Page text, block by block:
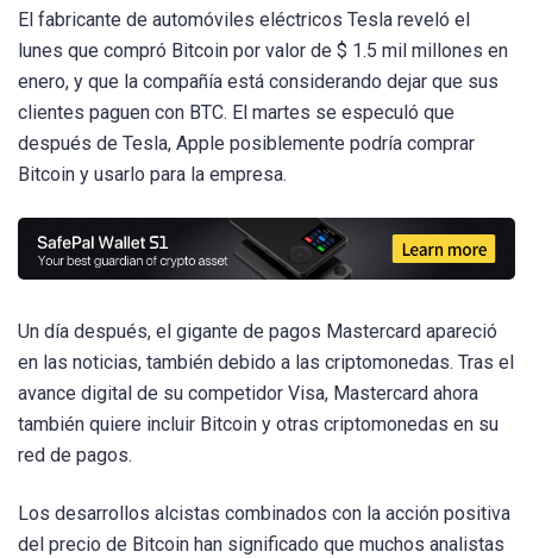
El fabricante de automóviles eléctricos Tesla reveló el
lunes que compró Bitcoin por valor de $ 1.5 mil millones en
enero, y que la compañía está considerando dejar que sus
clientes paguen con BTC. El martes se especuló que
después de Tesla, Apple posiblemente podría comprar
Bitcoin y usarlo para la empresa.
Un día después, el gigante de pagos Mastercard apareció
en las noticias, también debido a las criptomonedas. Tras el
avance digital de su competidor Visa, Mastercard ahora
también quiere incluir Bitcoin y otras criptomonedas en su
red de pagos.
Los desarrollos alcistas combinados con la acción positiva
del precio de Bitcoin han significado que muchos analistas